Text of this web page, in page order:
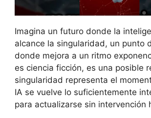
Imagina un futuro donde la
alcance la singularidad, un punto
donde mejora a un ritmo
es ciencia ficción, es una posible
singularidad representa el
IA se vuelve lo suficientemente
para actualizarse sin intervención